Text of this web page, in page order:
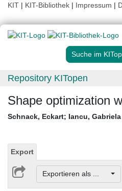
KIT | KIT-Bibliothek | Impressum |
Suche im
Repository KITopen
Shape optimization
Schnack, Eckart; Iancu, Gabriela
Export
Exportieren als ...